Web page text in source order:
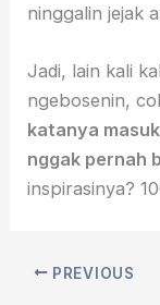
ninggalin jejak
Jadi, lain kali
ngebosenin,
katanya
nggak pernah
inspirasinya?
PREVIOUS